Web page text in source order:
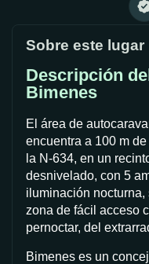
Sobre este lugar
Descripción
Bimenes
El área de
encuentra a 100 m
la N-634, en un
desnivelado, con 5
iluminación
zona de fácil acceso
pernoctar, del
Bimenes es un